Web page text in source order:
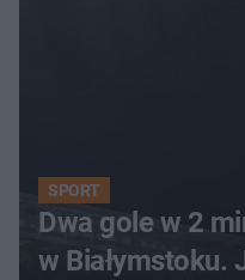
SPORT
Dwa gole w 2
w Białymstoku.